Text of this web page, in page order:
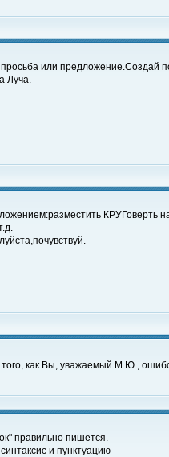
или
Луча.
КРУГоверть
как Вы, уважаемый М.Ю.,
правильно пишется.
и пунктуацию